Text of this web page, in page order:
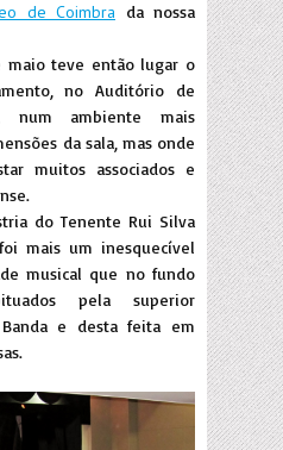
de Coimbra da nossa
maio teve então lugar o
no Auditório de
num ambiente mais
da sala, mas onde
muitos associados e
do Tenente Rui Silva
mais um inesquecível
musical que no fundo
pela superior
e desta feita em